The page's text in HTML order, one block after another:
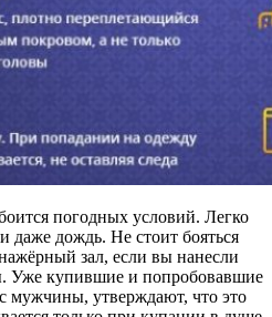
погодных условий. Легко
даже дождь. Не стоит бояться
зал, если вы нанесли
Уже купившие и попробовавшие
мужчины, утверждают, что это